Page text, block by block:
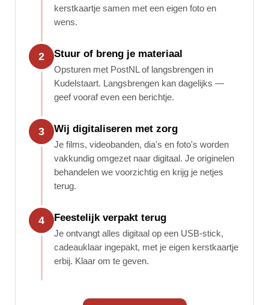
kerstkaartje samen met een eigen foto en
wens.
2 Stuur of breng je materiaal
Opsturen met PostNL of langsbrengen in
Kudelstaart. Langsbrengen kan dagelijks —
geef vooraf even een berichtje.
3 Wij digitaliseren met zorg
Je films, videobanden, dia's en foto's worden
vakkundig omgezet naar digitaal. Je originelen
behandelen we voorzichtig en krijg je netjes
terug.
4 Feestelijk verpakt terug
Je ontvangt alles digitaal op een USB-stick,
cadeauklaar ingepakt, met je eigen kerstkaartje
erbij. Klaar om te geven.